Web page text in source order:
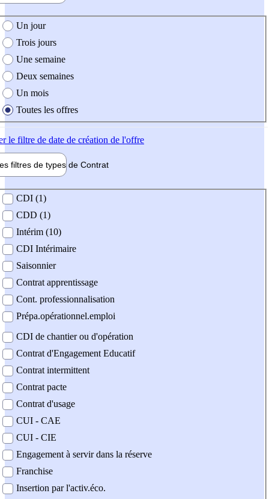
création de l'offre
Un jour
Trois jours
Une semaine
Deux semaines
Un mois
Toutes les offres
le filtre de date de création de l'offre
filtres de types de Contrat
contrat
CDI (1)
CDD (1)
Intérim (10)
CDI Intérimaire
Saisonnier
Contrat apprentissage
Cont. professionnalisation
Prépa.opérationnel.emploi
CDI de chantier ou d'opération
Contrat d'Engagement Educatif
Contrat intermittent
Contrat pacte
Contrat d'usage
CUI - CAE
CUI - CIE
Engagement à servir dans la réserve
Franchise
Insertion par l'activ.éco.